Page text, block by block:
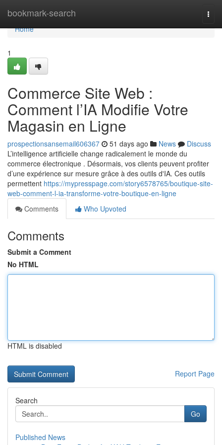
bookmark-search
Home
Home
1
Commerce Site Web :
Comment l’IA Modifie Votre
Magasin en Ligne
prospectionsansemail606367 51 days ago News
Discuss
L’intelligence artificielle change radicalement le monde du
commerce électronique . Désormais, vos clients peuvent profiter
d’une expérience sur mesure grâce à des outils d'IA. Ces outils
permettent https://mypresspage.com/story6578765/boutique-site-
web-comment-l-ia-transforme-votre-boutique-en-ligne
Comments
Who Upvoted
Comments
Submit a Comment
No HTML
HTML is disabled
Report Page
Search
Go
Published News